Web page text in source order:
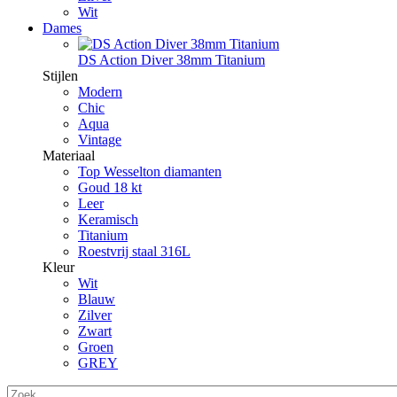
Wit
Dames
DS Action Diver 38mm Titanium
Stijlen
Modern
Chic
Aqua
Vintage
Materiaal
Top Wesselton diamanten
Goud 18 kt
Leer
Keramisch
Titanium
Roestvrij staal 316L
Kleur
Wit
Blauw
Zilver
Zwart
Groen
GREY